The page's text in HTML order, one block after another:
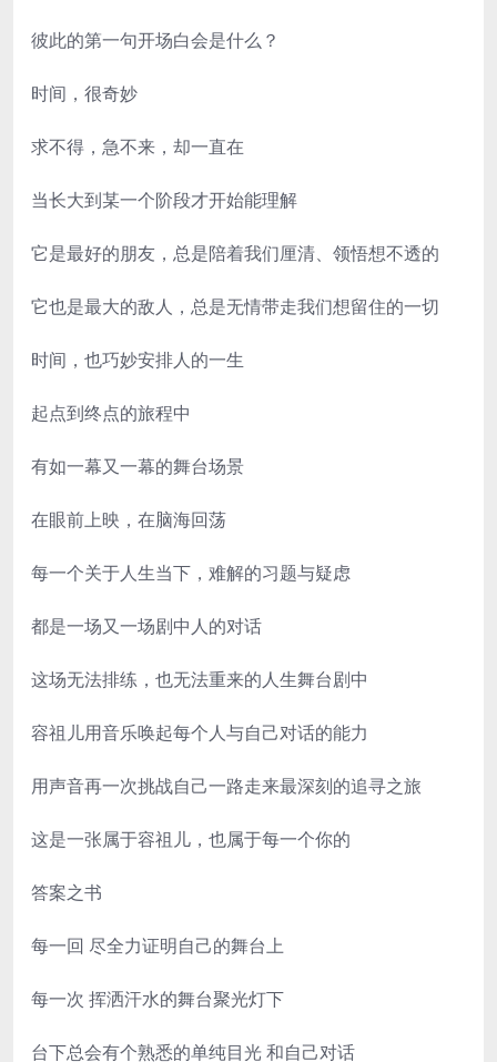
彼此的第一句开场白会是什么？
时间，很奇妙
求不得，急不来，却一直在
当长大到某一个阶段才开始能理解
它是最好的朋友，总是陪着我们厘清、领悟想不透的
它也是最大的敌人，总是无情带走我们想留住的一切
时间，也巧妙安排人的一生
起点到终点的旅程中
有如一幕又一幕的舞台场景
在眼前上映，在脑海回荡
每一个关于人生当下，难解的习题与疑虑
都是一场又一场剧中人的对话
这场无法排练，也无法重来的人生舞台剧中
容祖儿用音乐唤起每个人与自己对话的能力
用声音再一次挑战自己一路走来最深刻的追寻之旅
这是一张属于容祖儿，也属于每一个你的
答案之书
每一回 尽全力证明自己的舞台上
每一次 挥洒汗水的舞台聚光灯下
台下总会有个熟悉的单纯目光 和自己对话